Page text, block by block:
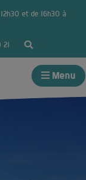
et de 16h30 à
Menu